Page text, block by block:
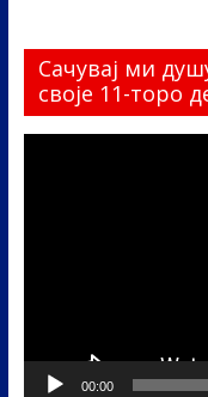
Сачувај ми
своје 11-торо
00:00